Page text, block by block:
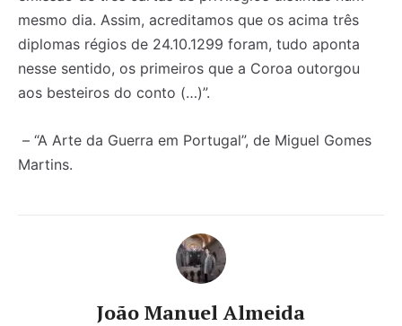
mesmo dia. Assim, acreditamos que os acima três
diplomas régios de 24.10.1299 foram, tudo aponta
nesse sentido, os primeiros que a Coroa outorgou
aos besteiros do conto (…)”.
– “A Arte da Guerra em Portugal”, de Miguel Gomes
Martins.
João Manuel Almeida